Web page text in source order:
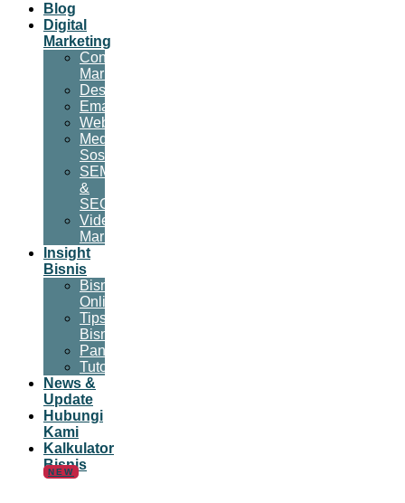
Blog
Digital
Marketing
Content
Marketing
Desain
Email
Website
Media
Sosial
SEM
&
SEO
Video
Marketing
Insight
Bisnis
Bisnis
Online
Tips
Bisnis
Panduan
Tutorial
News &
Update
Hubungi
Kami
Kalkulator
Bisnis
NEW